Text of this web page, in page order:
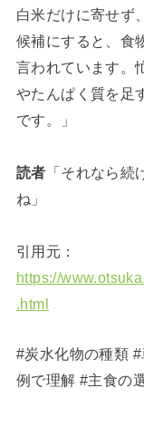
白米だけに寄せず
候補にすると、食
言われています。
やたんぱく質を足
です。」
読者 「それなら
ね」
引用元：
https://
.html
#炭水化物の種類
例で理解 #主食の